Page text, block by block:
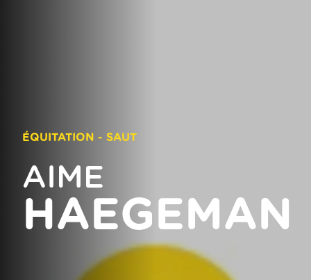
ÉQUITATION - SAUT
AIME
HAEGEMAN